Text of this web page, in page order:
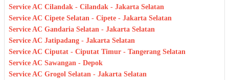
Service AC Cilandak - Cilandak - Jakarta Selatan
Service AC Cipete Selatan - Cipete - Jakarta Selatan
Service AC Gandaria Selatan - Jakarta Selatan
Service AC Jatipadang - Jakarta Selatan
Service AC Ciputat - Ciputat Timur - Tangerang Selatan
Service AC Sawangan - Depok
Service AC Grogol Selatan - Jakarta Selatan